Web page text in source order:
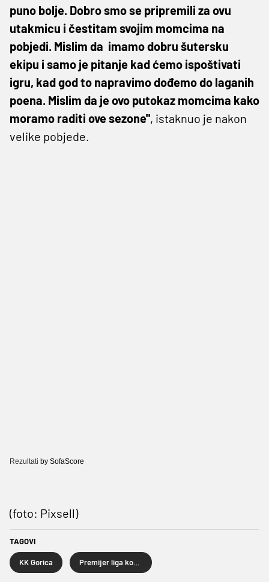
puno bolje. Dobro smo se pripremili za ovu
utakmicu i čestitam svojim momcima na
pobjedi. Mislim da imamo dobru šutersku
ekipu i samo je pitanje kad ćemo ispoštivati
igru, kad god to napravimo dođemo do laganih
poena. Mislim da je ovo putokaz momcima kako
moramo raditi ove sezone", istaknuo je nakon
velike pobjede.
Rezultati by SofaScore
(foto: Pixsell)
TAGOVI
KK Gorica